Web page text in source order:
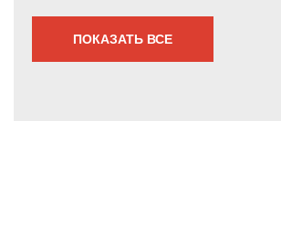
ПОКАЗАТЬ ВСЕ